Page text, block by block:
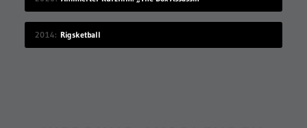
2014 Rigsketball